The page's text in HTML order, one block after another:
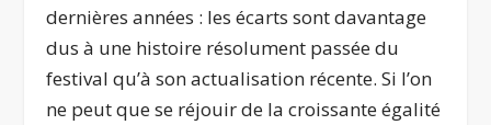
dernières années : les écarts sont davantage
dus à une histoire résolument passée du
festival qu’à son actualisation récente. Si l’on
ne peut que se réjouir de la croissante égalité